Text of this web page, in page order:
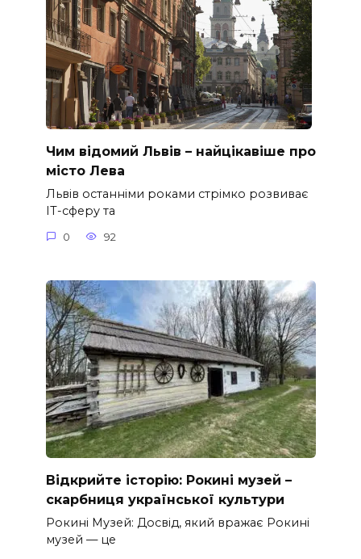
Чим відомий Львів – найцікавіше про
місто Лева
Львів останніми роками стрімко розвиває
ІТ-сферу та
0 92
Відкрийте історію: Рокині музей –
скарбниця української культури
Рокині Музей: Досвід, який вражає Рокині
музей — це